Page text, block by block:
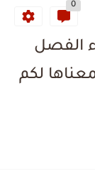
0
الفصل
لكم